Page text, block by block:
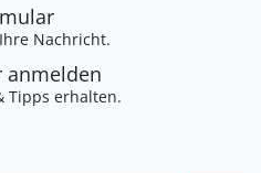
Nachricht.
anmelden
Tipps erhalten.